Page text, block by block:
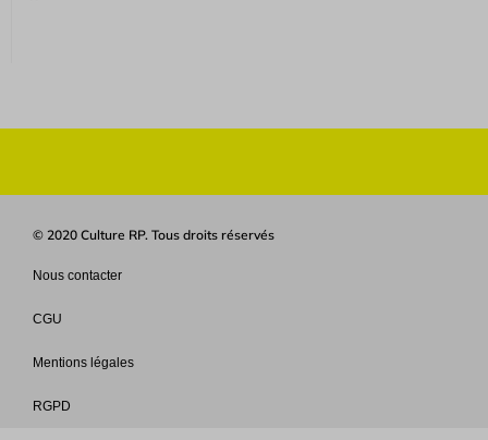
© 2020 Culture RP. Tous droits réservés
Nous contacter
CGU
Mentions légales
RGPD